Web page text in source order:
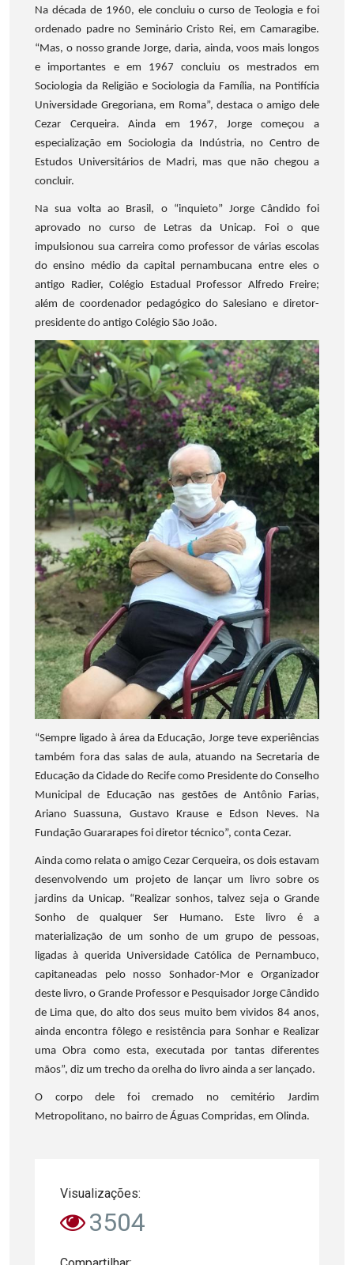
Na década de 1960, ele concluiu o curso de Teologia e foi
ordenado padre no Seminário Cristo Rei, em Camaragibe.
“Mas, o nosso grande Jorge, daria, ainda, voos mais longos
e importantes e em 1967 concluiu os mestrados em
Sociologia da Religião e Sociologia da Família, na Pontifícia
Universidade Gregoriana, em Roma”, destaca o amigo dele
Cezar Cerqueira. Ainda em 1967, Jorge começou a
especialização em Sociologia da Indústria, no Centro de
Estudos Universitários de Madri, mas que não chegou a
concluir.
Na sua volta ao Brasil, o “inquieto” Jorge Cândido foi
aprovado no curso de Letras da Unicap. Foi o que
impulsionou sua carreira como professor de várias escolas
do ensino médio da capital pernambucana entre eles o
antigo Radier, Colégio Estadual Professor Alfredo Freire;
além de coordenador pedagógico do Salesiano e diretor-
presidente do antigo Colégio São João.
“Sempre ligado à área da Educação, Jorge teve experiências
também fora das salas de aula, atuando na Secretaria de
Educação da Cidade do Recife como Presidente do Conselho
Municipal de Educação nas gestões de Antônio Farias,
Ariano Suassuna, Gustavo Krause e Edson Neves. Na
Fundação Guararapes foi diretor técnico”, conta Cezar.
Ainda como relata o amigo Cezar Cerqueira, os dois estavam
desenvolvendo um projeto de lançar um livro sobre os
jardins da Unicap. “Realizar sonhos, talvez seja o Grande
Sonho de qualquer Ser Humano. Este livro é a
materialização de um sonho de um grupo de pessoas,
ligadas à querida Universidade Católica de Pernambuco,
capitaneadas pelo nosso Sonhador-Mor e Organizador
deste livro, o Grande Professor e Pesquisador Jorge Cândido
de Lima que, do alto dos seus muito bem vividos 84 anos,
ainda encontra fôlego e resistência para Sonhar e Realizar
uma Obra como esta, executada por tantas diferentes
mãos”, diz um trecho da orelha do livro ainda a ser lançado.
O corpo dele foi cremado no cemitério Jardim
Metropolitano, no bairro de Águas Compridas, em Olinda.
Visualizações:
3504